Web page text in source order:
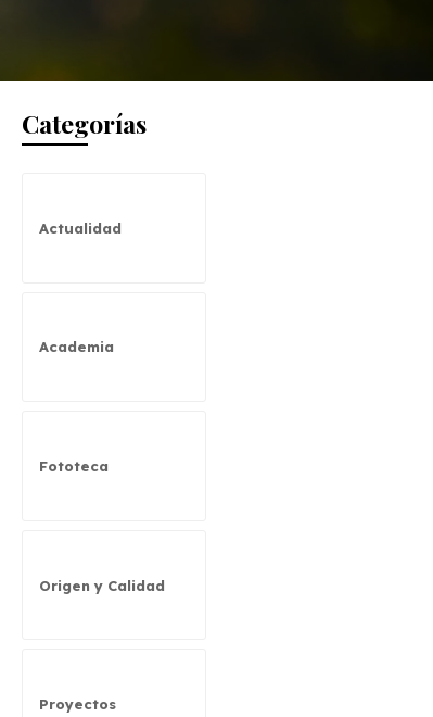
Categorías
Actualidad
Academia
Fototeca
Origen y Calidad
Proyectos